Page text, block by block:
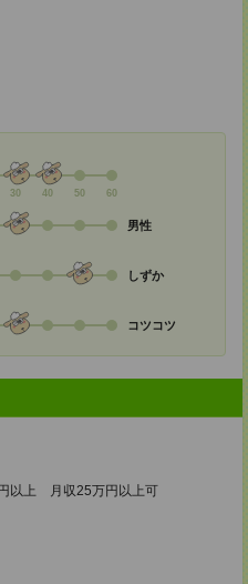
30 40 50 60
男性
しずか
コツコツ
以上 月収25万円以上可